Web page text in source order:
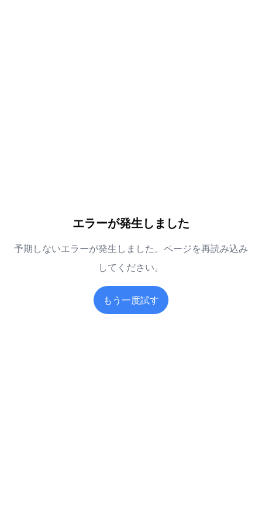
エラーが発生しました
予期しないエラーが発生しました。ページを再読み込み
してください。
もう一度試す